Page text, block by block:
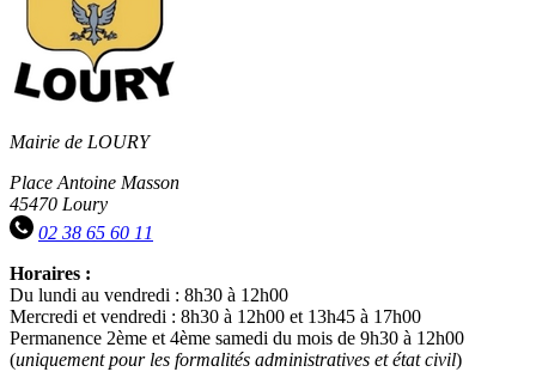
Mairie de LOURY
Place Antoine Masson
45470 Loury
02 38 65 60 11
Horaires :
Du lundi au vendredi : 8h30 à 12h00
Mercredi et vendredi : 8h30 à 12h00 et 13h45 à 17h00
Permanence 2ème et 4ème samedi du mois de 9h30 à 12h00
(uniquement pour les formalités administratives et état civil)